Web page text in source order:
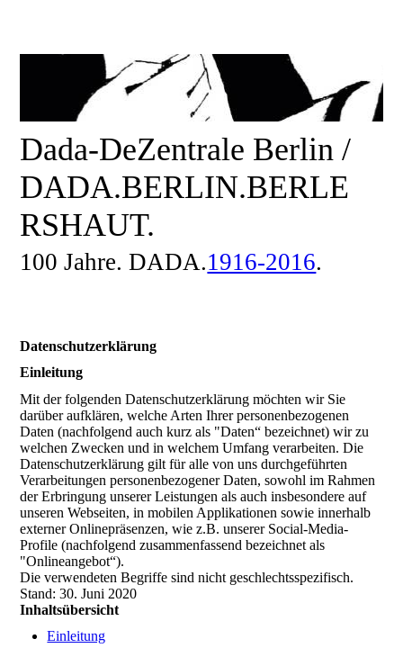
Dada-DeZentrale Berlin /
DADA.BERLIN.BERLE
RSHAUT.
100 Jahre. DADA.1916-2016.
Datenschutzerklärung
Einleitung
Mit der folgenden Datenschutzerklärung möchten wir Sie
darüber aufklären, welche Arten Ihrer personenbezogenen
Daten (nachfolgend auch kurz als "Daten“ bezeichnet) wir zu
welchen Zwecken und in welchem Umfang verarbeiten. Die
Datenschutzerklärung gilt für alle von uns durchgeführten
Verarbeitungen personenbezogener Daten, sowohl im Rahmen
der Erbringung unserer Leistungen als auch insbesondere auf
unseren Webseiten, in mobilen Applikationen sowie innerhalb
externer Onlinepräsenzen, wie z.B. unserer Social-Media-
Profile (nachfolgend zusammenfassend bezeichnet als
"Onlineangebot“).
Die verwendeten Begriffe sind nicht geschlechtsspezifisch.
Stand: 30. Juni 2020
Inhaltsübersicht
Einleitung